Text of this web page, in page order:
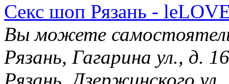
Секс шоп Рязань -
Вы можете
Рязань, Гагарина ул., д.